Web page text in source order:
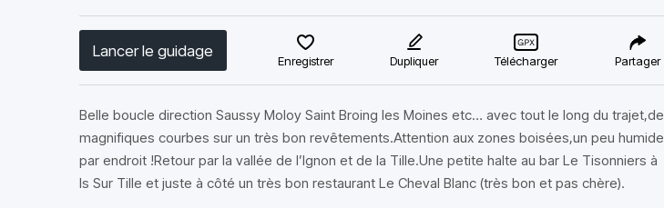
Lancer le guidage
Enregistrer Dupliquer Télécharger Partager
Belle boucle direction Saussy Moloy Saint Broing les Moines etc… avec tout le long du trajet,de
magnifiques courbes sur un très bon revêtements.Attention aux zones boisées,un peu humide
par endroit !Retour par la vallée de l’Ignon et de la Tille.Une petite halte au bar Le Tisonniers à
Is Sur Tille et juste à côté un très bon restaurant Le Cheval Blanc (très bon et pas chère).